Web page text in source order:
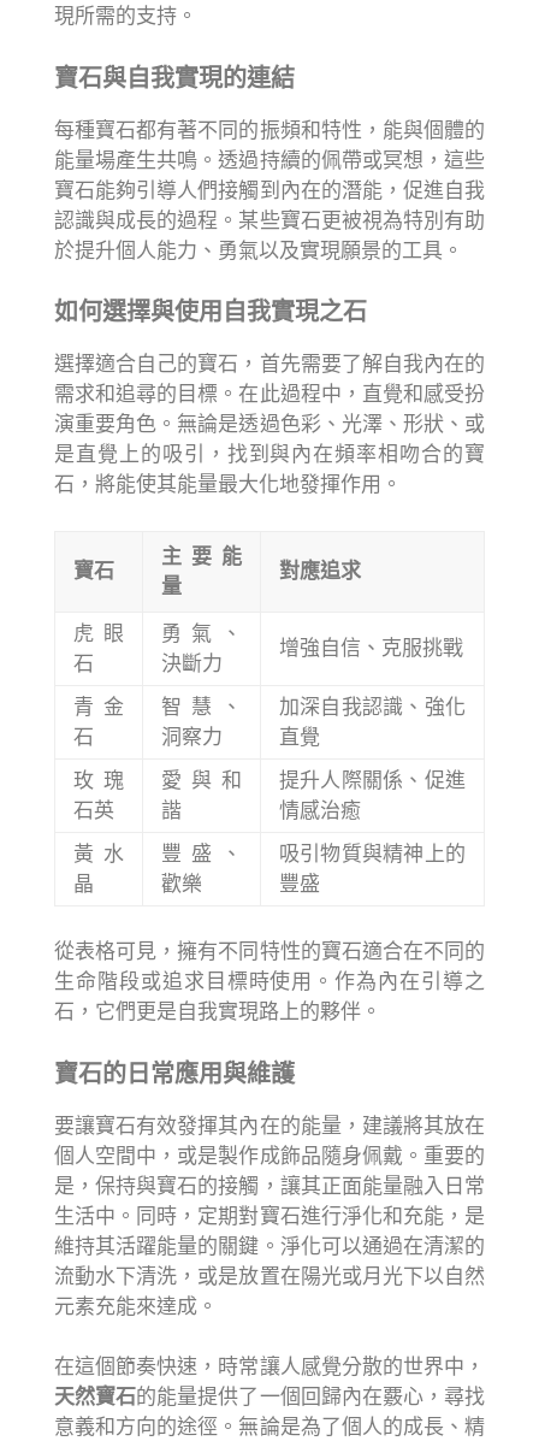
現所需的支持。
寶石與自我實現的連結
每種寶石都有著不同的振頻和特性，能與個體的
能量場產生共鳴。透過持續的佩帶或冥想，這些
寶石能夠引導人們接觸到內在的潛能，促進自我
認識與成長的過程。某些寶石更被視為特別有助
於提升個人能力、勇氣以及實現願景的工具。
如何選擇與使用自我實現之石
選擇適合自己的寶石，首先需要了解自我內在的
需求和追尋的目標。在此過程中，直覺和感受扮
演重要角色。無論是透過色彩、光澤、形狀、或
是直覺上的吸引，找到與內在頻率相吻合的寶
石，將能使其能量最大化地發揮作用。
寶石
主要能
量
對應追求
虎眼
石
勇氣、
決斷力
增強自信、克服挑戰
青金
石
智慧、
洞察力
加深自我認識、強化
直覺
玫瑰
石英
愛與和
諧
提升人際關係、促進
情感治癒
黃水
晶
豐盛、
歡樂
吸引物質與精神上的
豐盛
從表格可見，擁有不同特性的寶石適合在不同的
生命階段或追求目標時使用。作為內在引導之
石，它們更是自我實現路上的夥伴。
寶石的日常應用與維護
要讓寶石有效發揮其內在的能量，建議將其放在
個人空間中，或是製作成飾品隨身佩戴。重要的
是，保持與寶石的接觸，讓其正面能量融入日常
生活中。同時，定期對寶石進行淨化和充能，是
維持其活躍能量的關鍵。淨化可以通過在清潔的
流動水下清洗，或是放置在陽光或月光下以自然
元素充能來達成。
在這個節奏快速，時常讓人感覺分散的世界中，
天然寶石的能量提供了一個回歸內在覈心，尋找
意義和方向的途徑。無論是為了個人的成長、精